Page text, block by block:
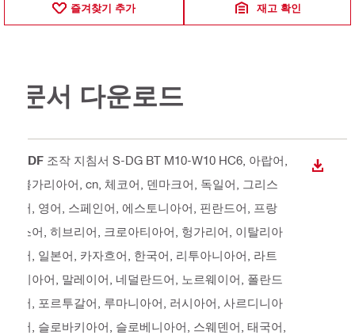
즐겨찾기 추가 재고 확인
문서 다운로드
PDF 조작 지침서 S-DG BT M10-W10 HC6 , 아랍어,
불가리아어, cn, 체코어, 덴마크어, 독일어, 그리스
어, 영어, 스페인어, 에스토니아어, 핀란드어, 프랑
스어, 히브리어, 크로아티아어, 헝가리어, 이탈리아
어, 일본어, 카자흐어, 한국어, 리투아니아어, 라트
비아어, 말레이어, 네덜란드어, 노르웨이어, 폴란드
어, 포르투갈어, 루마니아어, 러시아어, 사르디니아
어, 슬로바키아어, 슬로베니아어, 스웨덴어, 태국어,
다운로